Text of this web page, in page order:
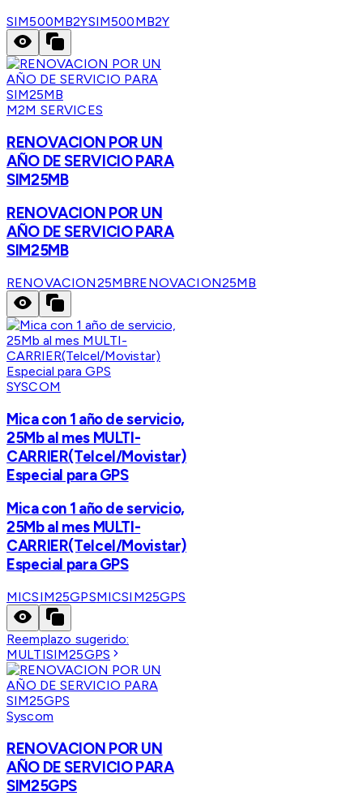
SIM500MB2YSIM500MB2Y
M2M SERVICES
RENOVACION POR UN
AÑO DE SERVICIO PARA
SIM25MB
RENOVACION POR UN
AÑO DE SERVICIO PARA
SIM25MB
RENOVACION25MBRENOVACION25MB
SYSCOM
Mica con 1 año de servicio,
25Mb al mes MULTI-
CARRIER(Telcel/Movistar)
Especial para GPS
Mica con 1 año de servicio,
25Mb al mes MULTI-
CARRIER(Telcel/Movistar)
Especial para GPS
MICSIM25GPSMICSIM25GPS
Reemplazo sugerido:
MULTISIM25GPS
Syscom
RENOVACION POR UN
AÑO DE SERVICIO PARA
SIM25GPS